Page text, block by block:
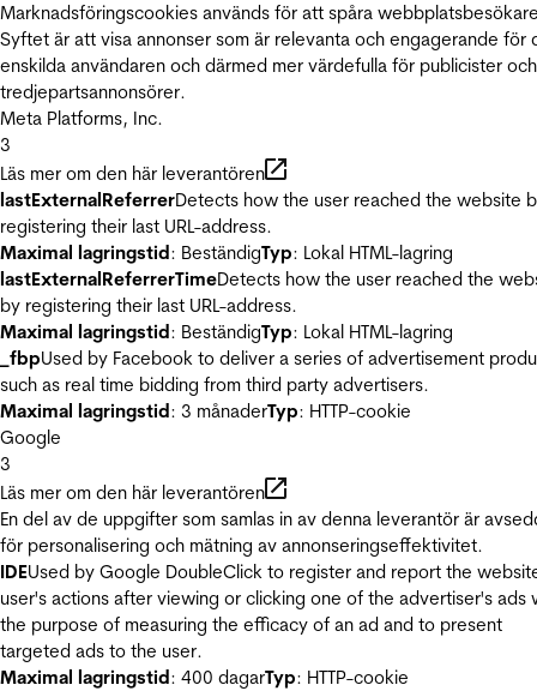
Marknadsföringscookies används för att spåra
Syftet är att visa annonser som är relevanta och engagerande för
enskilda användaren och därmed mer värdefulla för publicister och
tredjepartsannonsörer.
Meta Platforms, Inc.
3
Läs mer om den här leverantören
lastExternalReferrerDetects how the user reached the website
registering their last URL-address.
Maximal lagringstid: BeständigTyp: Lokal HTML-lagring
lastExternalReferrerTimeDetects how the user reached the
by registering their last URL-address.
Maximal lagringstid: BeständigTyp: Lokal HTML-lagring
_fbpUsed by Facebook to deliver a series of advertisement
such as real time bidding from third party advertisers.
Maximal lagringstid: 3 månaderTyp: HTTP-cookie
Google
3
Läs mer om den här leverantören
En del av de uppgifter som samlas in av denna leverantör är
för personalisering och mätning av annonseringseffektivitet.
IDEUsed by Google DoubleClick to register and report the
user's actions after viewing or clicking one of the advertiser's ads
the purpose of measuring the efficacy of an ad and to present
targeted ads to the user.
Maximal lagringstid: 400 dagarTyp: HTTP-cookie